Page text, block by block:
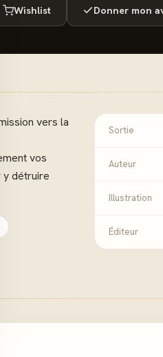
Wishlist Donner mon
vers la
vos
y détruire
Sortie
Auteur
Illustration
Éditeur